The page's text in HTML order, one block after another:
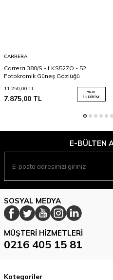
CARRERA
Carrera 380/S - LKS527O - 52
Fotokromik Güneş Gözlüğü
11.250,00TL
7.875,00 TL
%30
İNDIRIM
E-BÜLTEN
SOSYAL MEDYA
MÜŞTERI HIZMETLERI
0216 405 15 81
Kategoriler